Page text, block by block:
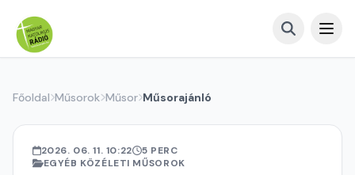
Főoldal Műsorok Műsor Műsorajánló
2026. 06. 11. 10:22
5 PERC
EGYÉB KÖZÉLETI MŰSOROK